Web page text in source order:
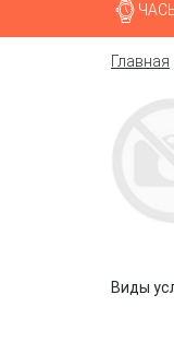
Главная
Виды